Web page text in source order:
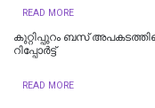
READ MORE
കുറ്റിപ്പുറം ബസ്
റിപ്പോര്‍ട്ട്
READ MORE